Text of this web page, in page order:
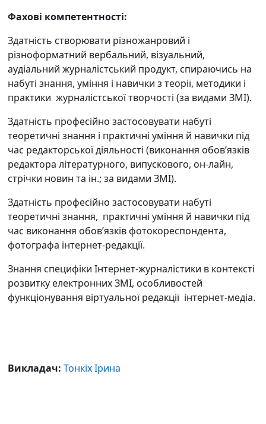
Фахові компетентності:
Здатність створювати різножанровий і
різноформатний вербальний, візуальний,
аудіальний журналістський продукт, спираючись на
набуті знання, уміння і навички з теорії, методики і
практики журналістської творчості (за видами ЗМІ).
Здатність професійно застосовувати набуті
теоретичні знання і практичні уміння й навички під
час редакторської діяльності (виконання обов’язків
редактора літературного, випускового, он-лайн,
стрічки новин та ін.; за видами ЗМІ).
Здатність професійно застосовувати набуті
теоретичні знання, практичні уміння й навички під
час виконання обов’язків фотокореспондента,
фотографа інтернет-редакції.
Знання специфіки Інтернет-журналістики в контексті
розвитку електронних ЗМІ, особливостей
функціонування віртуальної редакції інтернет-медіа.
Викладач: Тонкіх Ірина